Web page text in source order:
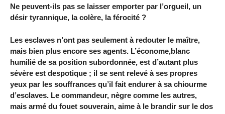
Ne peuvent-ils pas se laisser emporter par l’orgueil, un
désir tyrannique, la colère, la férocité ?
Les esclaves n’ont pas seulement à redouter le maître,
mais bien plus encore ses agents. L’économe,blanc
humilié de sa position subordonnée, est d’autant plus
sévère est despotique ; il se sent relevé à ses propres
yeux par les souffrances qu’il fait endurer à sa chiourme
d’esclaves. Le commandeur, nègre comme les autres,
mais armé du fouet souverain, aime à le brandir sur le dos